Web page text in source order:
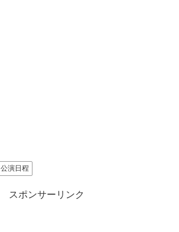
公演日程
スポンサーリンク